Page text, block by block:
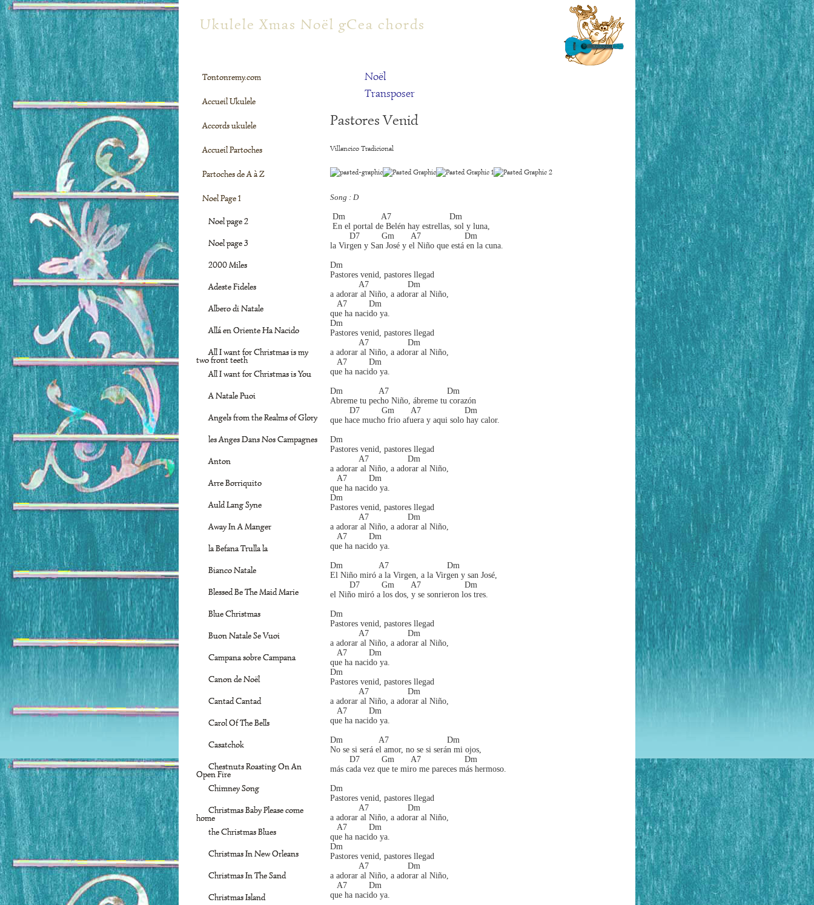
Ukulele Xmas Noël gCea chords
Noël
Transposer
Pastores Venid
Villancico Tradicional
Song : D
Dm               A7                        Dm
En el portal de Belén hay estrellas, sol y luna,
        D7         Gm       A7                  Dm
la Virgen y San José y el Niño que está en la cuna.
Dm
Pastores venid, pastores llegad
            A7                Dm
a adorar al Niño, a adorar al Niño,
   A7         Dm
que ha nacido ya.
Dm
Pastores venid, pastores llegad
            A7                Dm
a adorar al Niño, a adorar al Niño,
   A7         Dm
que ha nacido ya.
Dm               A7                        Dm
Abreme tu pecho Niño, ábreme tu corazón
        D7         Gm       A7                  Dm
que hace mucho frio afuera y aqui solo hay calor.
Dm
Pastores venid, pastores llegad
            A7                Dm
a adorar al Niño, a adorar al Niño,
   A7         Dm
que ha nacido ya.
Dm
Pastores venid, pastores llegad
            A7                Dm
a adorar al Niño, a adorar al Niño,
   A7         Dm
que ha nacido ya.
Dm               A7                        Dm
El Niño miró a la Virgen, a la Virgen y san José,
        D7         Gm       A7                  Dm
el Niño miró a los dos, y se sonrieron los tres.
Dm
Pastores venid, pastores llegad
            A7                Dm
a adorar al Niño, a adorar al Niño,
   A7         Dm
que ha nacido ya.
Dm
Pastores venid, pastores llegad
            A7                Dm
a adorar al Niño, a adorar al Niño,
   A7         Dm
que ha nacido ya.
Dm               A7                        Dm
No se si será el amor, no se si serán mi ojos,
        D7         Gm       A7                  Dm
más cada vez que te miro me pareces más hermoso.
Dm
Pastores venid, pastores llegad
            A7                Dm
a adorar al Niño, a adorar al Niño,
   A7         Dm
que ha nacido ya.
Dm
Pastores venid, pastores llegad
            A7                Dm
a adorar al Niño, a adorar al Niño,
   A7         Dm
que ha nacido ya.
Tontonremy.com
Accueil Ukulele
Accords ukulele
Accueil Partoches
Partoches de A à Z
Noel Page 1
Noel page 2
Noel page 3
2000 Miles
Adeste Fideles
Albero di Natale
Allá en Oriente Ha Nacido
All I want for Christmas is my
two front teeth
All I want for Christmas is You
A Natale Puoi
Angels from the Realms of Glory
les Anges Dans Nos Campagnes
Anton
Arre Borriquito
Auld Lang Syne
Away In A Manger
la Befana Trulla la
Bianco Natale
Blessed Be The Maid Marie
Blue Christmas
Buon Natale Se Vuoi
Campana sobre Campana
Canon de Noël
Cantad Cantad
Carol Of The Bells
Casatchok
Chestnuts Roasting On An
Open Fire
Chimney Song
Christmas Baby Please come
home
the Christmas Blues
Christmas In New Orleans
Christmas In The Sand
Christmas Island